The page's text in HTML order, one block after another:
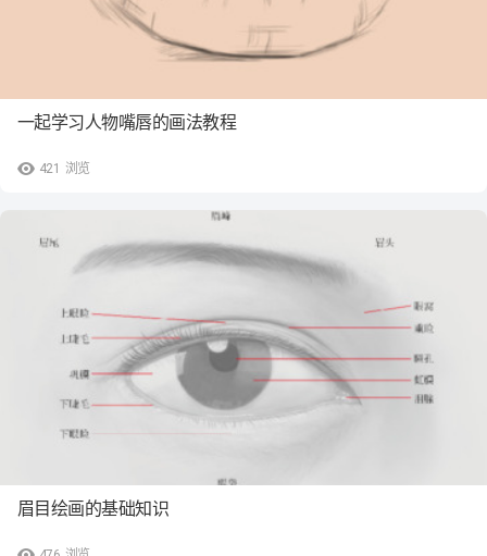
421 浏览
一起学习人物嘴唇的画法教程
眉目绘画的基础知识